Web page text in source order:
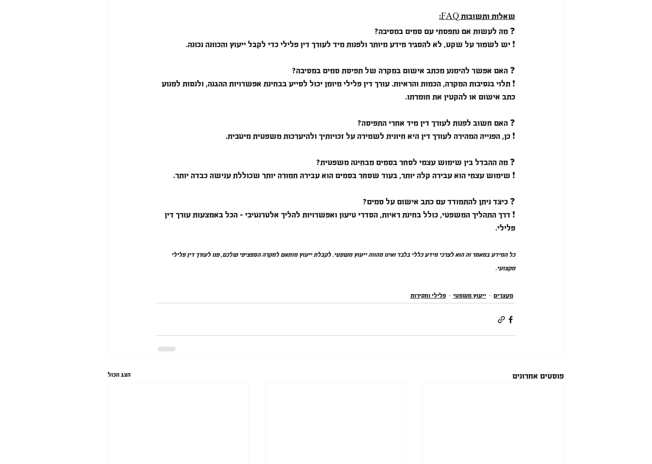
שאלות ותשובות FAQ:
❓ מה לעשות אם נתפסתי עם סמים במסיבה?
❗ יש לשמור על שקט, לא להסגיר מידע מיותר ולפנות מיד לעורך דין פלילי כדי לקבל ייעוץ והכוונה נכונה.
❓ האם אפשר להימנע מכתב אישום במקרה של תפיסת סמים במסיבה?
❗ תלוי בנסיבות המקרה, הכמות והראיות. עורך דין פלילי מיומן יכול לסייע בבחינת אפשרויות ההגנה, ולנסות למנוע
כתב אישום או להקטין את חומרתו.
❓ האם חשוב לפנות לעורך דין מיד אחרי התפיסה?
❗ כן, הפנייה המהירה לעורך דין היא חיונית לשמירה על זכויותיך ולהיערכות משפטית מיטבית.
❓ מה ההבדל בין שימוש עצמי לסחר בסמים מבחינה משפטית?
❗ שימוש עצמי הוא עבירה קלה יותר, בעוד שסחר בסמים הוא עבירה חמורה יותר שכוללת ענישה כבדה יותר.
❓ כיצד ניתן להתמודד עם כתב אישום על סמים?
❗ דרך התהליך המשפטי, כולל בחינת ראיות, הסדרי טיעון ואפשרויות להליך אלטרנטיבי – הכל באמצעות עורך דין
פלילי.
כל המידע במאמר זה הוא לצרכי מידע כללי בלבד ואינו מהווה ייעוץ משפטי. לקבלת ייעוץ מותאם למקרה הספציפי שלכם, פנו לעורך דין פלילי
מקצועי.
מעצרים ייעוץ משפטי פלילי וחקירות
פוסטים אחרונים הצג הכול